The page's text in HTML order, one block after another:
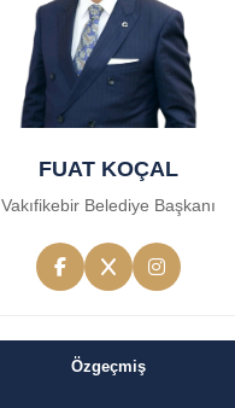
FUAT KOÇAL
Vakıfikebir Belediye Başkanı
Özgeçmiş